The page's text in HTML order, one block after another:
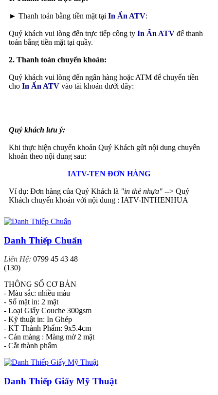
► Thanh toán bằng tiền mặt tại In Ấn ATV:
Quý khách vui lòng đến trực tiếp công ty In Ấn ATV để thanh
toán bằng tiền mặt tại quầy.
2. Thanh toán chuyển khoản:
Quý khách vui lòng đến ngân hàng hoặc ATM để chuyển tiền
cho In Ấn ATV vào tài khoản dưới đây:
Quý khách lưu ý:
Khi thực hiện chuyển khoản Quý Khách gửi nội dung chuyển
khoản theo nội dung sau:
IATV-TEN ĐƠN HÀNG
Ví dụ: Đơn hàng của Quý Khách là "in thẻ nhựa" --> Quý
Khách chuyển khoản với nội dung : IATV-INTHENHUA
Danh Thiếp Chuẩn
Liên Hệ: 0799 45 43 48
(130)
THÔNG SỐ CƠ BẢN
- Màu sắc: nhiều màu
- Số mặt in: 2 mặt
- Loại Giấy Couche 300gsm
- Kỹ thuật in: In Ghép
- KT Thành Phẩm: 9x5.4cm
- Cán màng : Màng mờ 2 mặt
- Cắt thành phẩm
Danh Thiếp Giấy Mỹ Thuật